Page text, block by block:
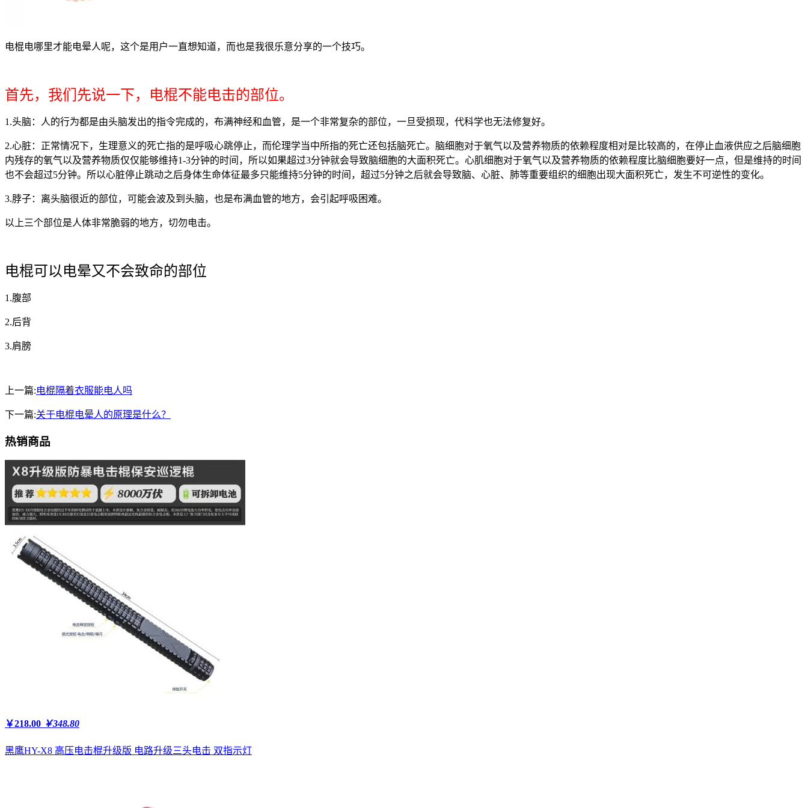
电棍电哪里才能电晕人呢，这个是用户一直想知道，而也是我很乐意分享的一个技巧。
首先，我们先说一下，电棍不能电击的部位。
1.头脑：人的行为都是由头脑发出的指令完成的，布满神经和血管，是一个非常复杂的部位，一旦受损现，代科学也无法修复好。
2.心脏：正常情况下，生理意义的死亡指的是呼吸心跳停止，而伦理学当中所指的死亡还包括脑死亡。脑细胞对于氧气以及营养物质的依赖程度相对是比较高的，在停止血液供应之后脑细胞
内残存的氧气以及营养物质仅仅能够维持1-3分钟的时间，所以如果超过3分钟就会导致脑细胞的大面积死亡。心肌细胞对于氧气以及营养物质的依赖程度比脑细胞要好一点，但是维持的时间
也不会超过5分钟。所以心脏停止跳动之后身体生命体征最多只能维持5分钟的时间，超过5分钟之后就会导致脑、心脏、肺等重要组织的细胞出现大面积死亡，发生不可逆性的变化。
3.脖子：离头脑很近的部位，可能会波及到头脑，也是布满血管的地方，会引起呼吸困难。
以上三个部位是人体非常脆弱的地方，切勿电击。
电棍可以电晕又不会致命的部位
1.腹部
2.后背
3.肩膀
上一篇:电棍隔着衣服能电人吗
下一篇:关于电棍电晕人的原理是什么？
热销商品
￥218.00 ￥348.80
黑鹰HY-X8 高压电击棍升级版 电路升级三头电击 双指示灯